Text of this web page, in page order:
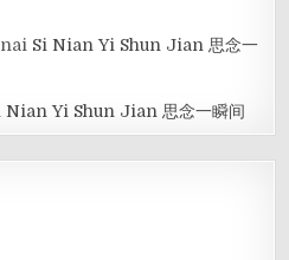
Si Nian Yi Shun Jian 思念一
Nian Yi Shun Jian 思念一瞬间